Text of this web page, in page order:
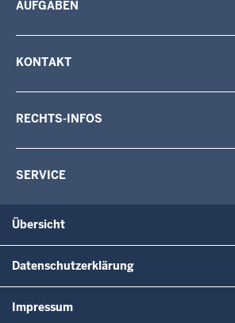
AUFGABEN
KONTAKT
RECHTS-INFOS
SERVICE
Übersicht
Datenschutzerklärung
Impressum